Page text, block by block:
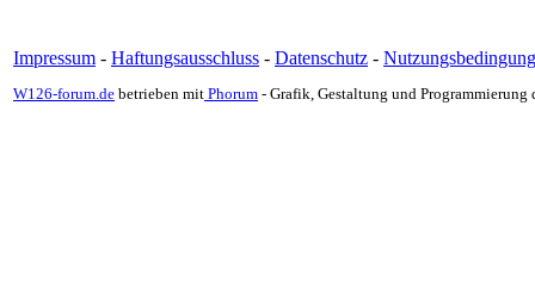
Impressum - Haftungsausschluss - Datenschutz -
W126-forum.de betrieben mit Phorum - Grafik, Gestaltung und Programmierung